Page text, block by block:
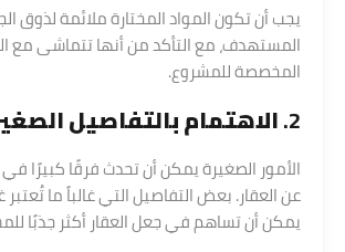
يجب أن تكون المواد المختارة ملائمة لذوق
المستهدف، مع التأكد من أنها تتماشى مع
المخصصة للمشروع.
2. الاهتمام بالتفاصيل
الأمور الصغيرة يمكن أن تحدث فرقًا كبيرًا في
عن العقار. بعض التفاصيل التي غالباً ما
يمكن أن تساهم في جعل العقار أكثر جذبًا